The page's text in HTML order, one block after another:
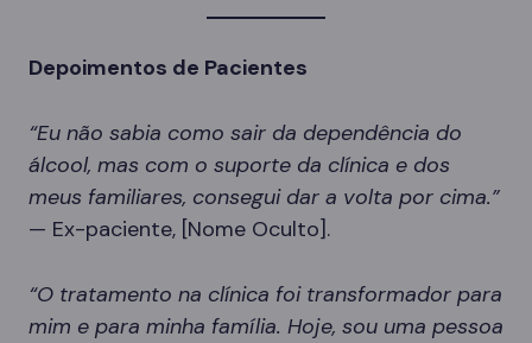
Depoimentos de Pacientes
“Eu não sabia como sair da dependência do
álcool, mas com o suporte da clínica e dos
meus familiares, consegui dar a volta por cima.”
— Ex-paciente, [Nome Oculto].
“O tratamento na clínica foi transformador para
mim e para minha família. Hoje, sou uma pessoa